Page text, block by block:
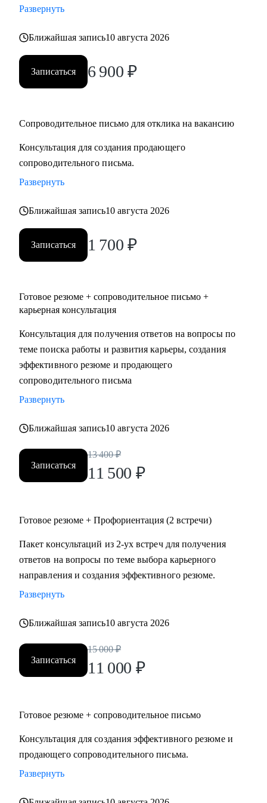
• смена профессии и рекомендации по каналам поиска
письма
• выход на рынок труда после длительного перерыва, после
череды отказов
• первая работа у молодых специалистов, когда опыта
• выбор среди нескольких вариантов развития карьеры
Кому могу помочь:
Как молодым специалистам, так и руководителям в сферах:
• образование
• психология
• бьюти-индустрия (индустрия красоты)
• HR ( управление персоналом)
• продажи
• спорт
• туризм
Развернуть
Ближайшая запись10 августа 2026
Записаться 6 900 ₽
Сопроводительное письмо для отклика на вакансию
Консультация для создания продающего
сопроводительного письма.
Развернуть
Ближайшая запись10 августа 2026
Записаться 1 700 ₽
Готовое резюме + сопроводительное письмо +
карьерная консультация
Консультация для получения ответов на вопросы по
теме поиска работы и развития карьеры, создания
эффективного резюме и продающего
сопроводительного письма
Развернуть
Ближайшая запись10 августа 2026
Записаться
13 400 ₽
11 500 ₽
Готовое резюме + Профориентация (2 встречи)
Пакет консультаций из 2-ух встреч для получения
ответов на вопросы по теме выбора карьерного
направления и создания эффективного резюме.
Развернуть
Ближайшая запись10 августа 2026
Записаться
15 000 ₽
11 000 ₽
Готовое резюме + сопроводительное письмо
Консультация для создания эффективного резюме и
продающего сопроводительного письма.
Развернуть